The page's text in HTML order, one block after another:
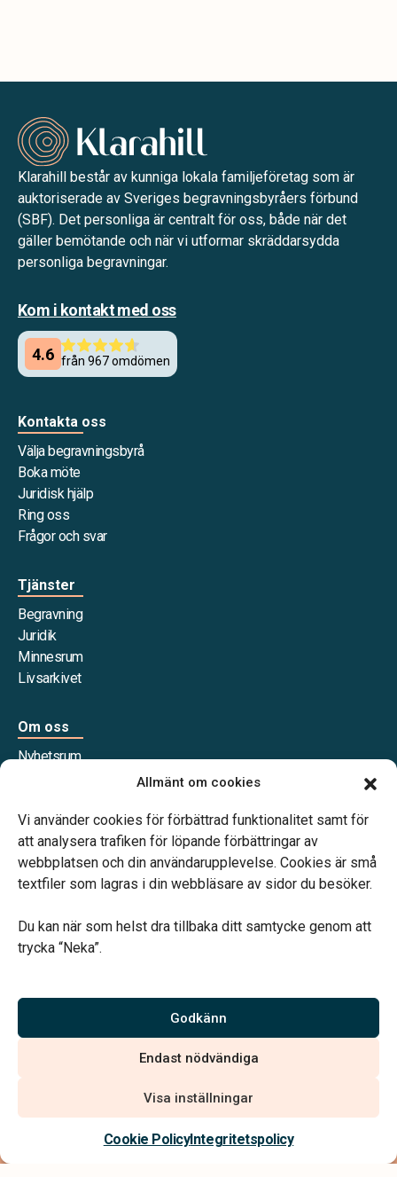
Allmänt om cookies
Vi använder cookies för förbättrad funktionalitet samt för
att analysera trafiken för löpande förbättringar av
webbplatsen och din användarupplevelse. Cookies är små
textfiler som lagras i din webbläsare av sidor du besöker.
Du kan när som helst dra tillbaka ditt samtycke genom att
trycka “Neka”.
Godkänn
Endast nödvändiga
Visa inställningar
Cookie PolicyIntegritetspolicy
Hitta begravningsbyrå 020 - 99 99 00
Klarahill består av kunniga lokala familjeföretag som är
auktoriserade av Sveriges begravningsbyråers förbund
(SBF). Det personliga är centralt för oss, både när det
gäller bemötande och när vi utformar skräddarsydda
personliga begravningar.
Kom i kontakt med oss
Kontakta oss
Välja begravningsbyrå
Boka möte
Juridisk hjälp
Ring oss
Frågor och svar
Tjänster
Begravning
Juridik
Minnesrum
Livsarkivet
Om oss
Nyhetsrum
Våra samarbetspartners
familjejuridiken – genom hela livet.
Allmänna villkor
Köpvillkor